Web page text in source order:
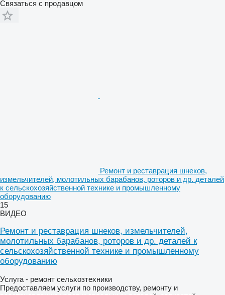
Связаться с продавцом
Ремонт и реставрация шнеков,
измельчителей, молотильных барабанов, роторов и др. деталей
к сельскохозяйственной технике и промышленному
оборудованию
15
ВИДЕО
Ремонт и реставрация шнеков, измельчителей,
молотильных барабанов, роторов и др. деталей к
сельскохозяйственной технике и промышленному
оборудованию
Услуга - ремонт сельхозтехники
Предоставляем услуги по производству, ремонту и